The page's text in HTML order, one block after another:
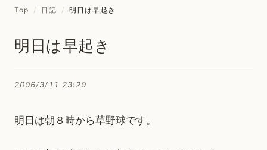
Top / 日記 / 明日は早起き
明日は早起き
2006/3/11 23:20
明日は朝８時から草野球です。